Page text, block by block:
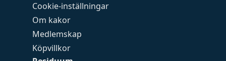
Cookie-inställningar
Om kakor
Medlemskap
Köpvillkor